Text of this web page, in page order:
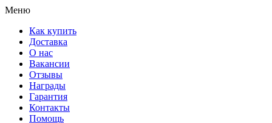
Меню
Как купить
Доставка
О нас
Вакансии
Отзывы
Награды
Гарантия
Контакты
Помощь